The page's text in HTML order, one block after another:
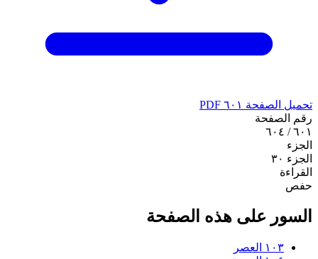
تحميل الصفحة ٦٠١ PDF
رقم الصفحة
٦٠١ / ٦٠٤
الجزء
الجزء ٣٠
القراءة
حفص
السور على هذه الصفحة
١٠٣
العصر